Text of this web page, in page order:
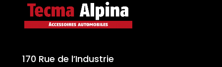
170 Rue de l’Industrie